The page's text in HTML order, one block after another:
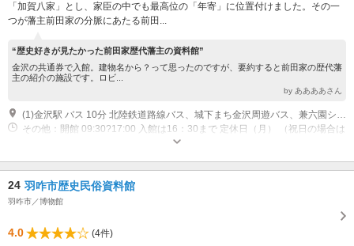
「加賀八家」とし、家臣の中でも最高位の「年寄」に位置付けました。その一
つが藩主前田家の分脈にあたる前田...
“歴史好きが見たかった前田家歴代藩主の資料館”
金沢の共通券で入館。建物名から？って思ったのですが、要約すると前田家の歴代藩
主の紹介の施設です。ロビ...
by ああああさん
(1)金沢駅 バス 10分 北陸鉄道路線バス、城下まち金沢周遊バス、兼六園シャトル、まちバス 香林坊バス停 徒歩 5分
その他：開館 09:30?17:00 入館は16：30まで 定休日（月） （祝日の場合は
翌平日） 休館 12月29日?1月3日、展示入替期間
24 羽咋市歴史民俗資料館
羽咋市／博物館
4.0 (4件)